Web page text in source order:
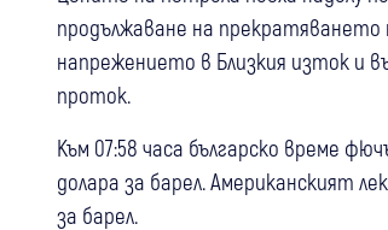
продължаване на прекратяването
напрежението в Близкия изток и
проток.
Към 07:58 часа българско време
долара за барел. Американският
за барел.